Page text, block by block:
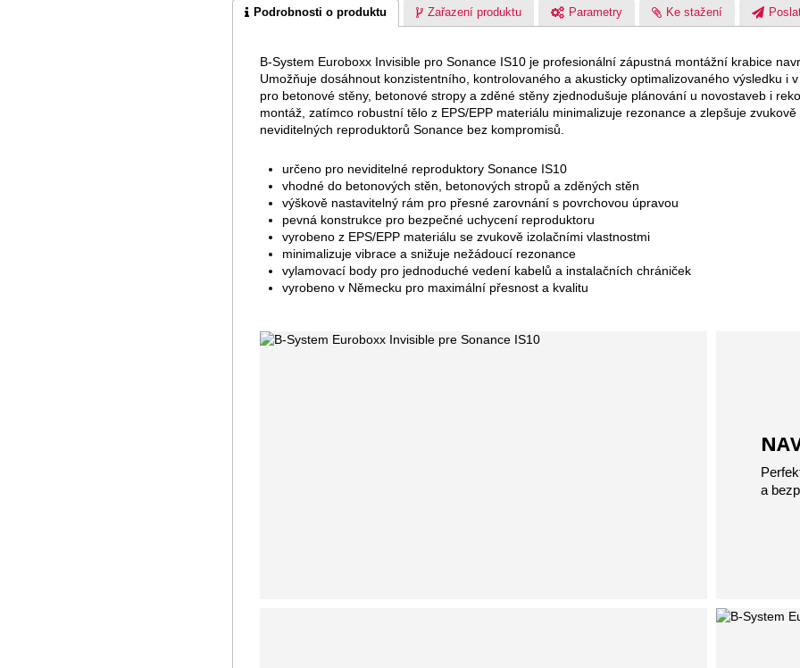
Podrobnosti o produktu Zařazení produktu Parametry Ke stažení
B-System Euroboxx Invisible pro Sonance IS10 je profesionální zápustná montážní krabice
Umožňuje dosáhnout konzistentního, kontrolovaného a akusticky optimalizovaného výsledku
pro betonové stěny, betonové stropy a zděné stěny zjednodušuje plánování u novostaveb i
montáž, zatímco robustní tělo z EPS/EPP materiálu minimalizuje rezonance a zlepšuje
neviditelných reproduktorů Sonance bez kompromisů.
určeno pro neviditelné reproduktory Sonance IS10
vhodné do betonových stěn, betonových stropů a zděných stěn
výškově nastavitelný rám pro přesné zarovnání s povrchovou úpravou
pevná konstrukce pro bezpečné uchycení reproduktoru
vyrobeno z EPS/EPP materiálu se zvukově izolačními vlastnostmi
minimalizuje vibrace a snižuje nežádoucí rezonance
vylamovací body pro jednoduché vedení kabelů a instalačních chrániček
vyrobeno v Německu pro maximální přesnost a kvalitu
a